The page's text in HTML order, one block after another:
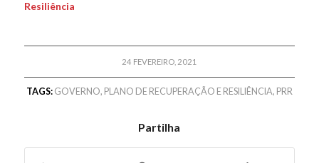
Resiliência
24 FEVEREIRO, 2021
TAGS: GOVERNO, PLANO DE RECUPERAÇÃO E RESILIÊNCIA, PRR
Partilha